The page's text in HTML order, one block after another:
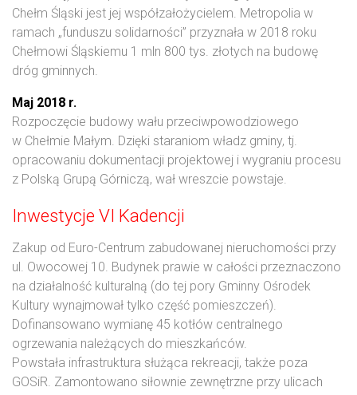
Chełm Śląski jest jej współzałożycielem. Metropolia w
ramach „funduszu solidarności” przyznała w 2018 roku
Chełmowi Śląskiemu 1 mln 800 tys. złotych na budowę
dróg gminnych.
Maj 2018 r.
Rozpoczęcie budowy wału przeciwpowodziowego
w Chełmie Małym. Dzięki staraniom władz gminy, tj.
opracowaniu dokumentacji projektowej i wygraniu procesu
z Polską Grupą Górniczą, wał wreszcie powstaje.
Inwestycje VI Kadencji
Zakup od Euro-Centrum zabudowanej nieruchomości przy
ul. Owocowej 10. Budynek prawie w całości przeznaczono
na działalność kulturalną (do tej pory Gminny Ośrodek
Kultury wynajmował tylko część pomieszczeń).
Dofinansowano wymianę 45 kotłów centralnego
ogrzewania należących do mieszkańców.
Powstała infrastruktura służąca rekreacji, także poza
GOSiR. Zamontowano siłownie zewnętrzne przy ulicach